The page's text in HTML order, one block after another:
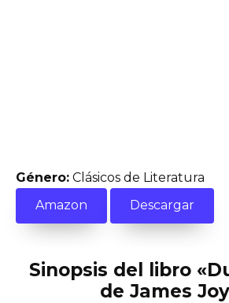
Género: Clásicos de Literatura
Amazon
Descargar
Sinopsis del libro
de James